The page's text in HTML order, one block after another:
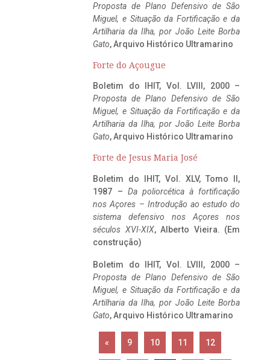
Proposta de Plano Defensivo de São
Miguel, e Situação da Fortificação e da
Artilharia da Ilha, por João Leite Borba
Gato, Arquivo Histórico Ultramarino
Forte do Açougue
Boletim do IHIT, Vol. LVIII, 2000 –
Proposta de Plano Defensivo de São
Miguel, e Situação da Fortificação e da
Artilharia da Ilha, por João Leite Borba
Gato, Arquivo Histórico Ultramarino
Forte de Jesus Maria José
Boletim do IHIT, Vol. XLV, Tomo II,
1987 – Da poliorcética à fortificação
nos Açores – Introdução ao estudo do
sistema defensivo nos Açores nos
séculos XVI-XIX, Alberto Vieira. (Em
construção)
Boletim do IHIT, Vol. LVIII, 2000 –
Proposta de Plano Defensivo de São
Miguel, e Situação da Fortificação e da
Artilharia da Ilha, por João Leite Borba
Gato, Arquivo Histórico Ultramarino
« 9 10 11 12